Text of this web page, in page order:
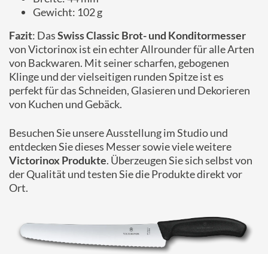
Gewicht: 102 g
Fazit: DasSwiss Classic Brot- und Konditormesser
von Victorinox ist ein echter Allrounder für alle Arten
von Backwaren. Mit seiner scharfen, gebogenen
Klinge und der vielseitigen runden Spitze ist es
perfekt für das Schneiden, Glasieren und Dekorieren
von Kuchen und Gebäck.
Besuchen Sie unsere Ausstellung im Studio und
entdecken Sie dieses Messer sowie viele weitere
Victorinox Produkte. Überzeugen Sie sich selbst von
der Qualität und testen Sie die Produkte direkt vor
Ort.